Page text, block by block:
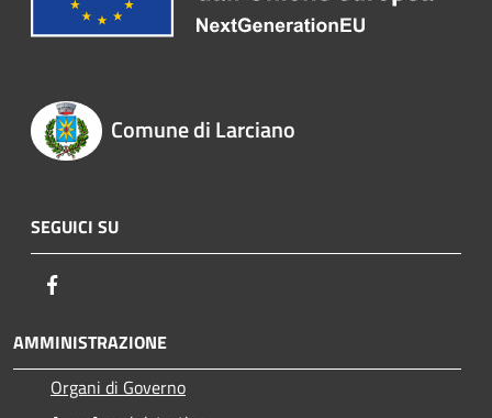
Comune di Larciano
SEGUICI SU
AMMINISTRAZIONE
Organi di Governo